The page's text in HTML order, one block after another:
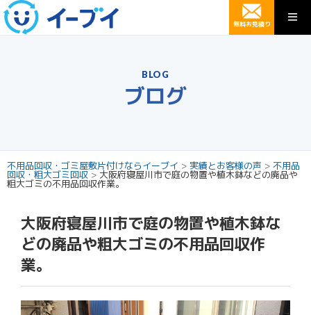
無料お見積り
BLOG
ブログ
不用品回収・ゴミ屋敷片付けならイーブイ > 実績とお客様の声 > 不用品
回収・粗大ゴミ回収 > 大阪府寝屋川市で庭の物置や植木鉢などの廃品や
粗大ゴミの不用品回収作業。
大阪府寝屋川市で庭の物置や植木鉢な
どの廃品や粗大ゴミの不用品回収作
業。